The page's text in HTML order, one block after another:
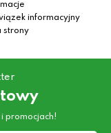
informacyjny
strony
promocjach!